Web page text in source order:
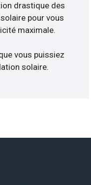
drastique des
pour vous
maximale.
vous puissiez
solaire.